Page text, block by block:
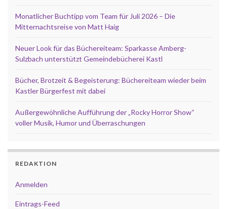
Monatlicher Buchtipp vom Team für Juli 2026 – Die
Mitternachtsreise von Matt Haig
Neuer Look für das Büchereiteam: Sparkasse Amberg-
Sulzbach unterstützt Gemeindebücherei Kastl
Bücher, Brotzeit & Begeisterung: Büchereiteam wieder beim
Kastler Bürgerfest mit dabei
Außergewöhnliche Aufführung der „Rocky Horror Show“
voller Musik, Humor und Überraschungen
REDAKTION
Anmelden
Eintrags-Feed